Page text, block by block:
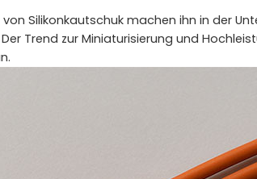
Silikonkautschuk machen ihn in der
Trend zur Miniaturisierung und